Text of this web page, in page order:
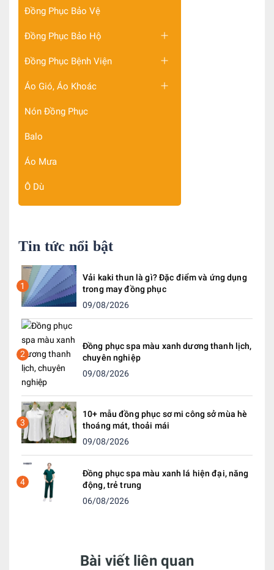
Đồng Phục Bảo Vệ
Đồng Phục Bảo Hộ
Đồng Phục Bệnh Viện
Áo Gió, Áo Khoác
Nón Đồng Phục
Balo
Áo Mưa
Ô Dù
Tin tức nổi bật
1
Vải kaki thun là gì? Đặc điểm và ứng dụng
trong may đồng phục
09/08/2026
2
Đồng phục spa màu xanh dương thanh lịch,
chuyên nghiệp
09/08/2026
3
10+ mẫu đồng phục sơ mi công sở mùa hè
thoáng mát, thoải mái
09/08/2026
4
Đồng phục spa màu xanh lá hiện đại, năng
động, trẻ trung
06/08/2026
Bài viết liên quan